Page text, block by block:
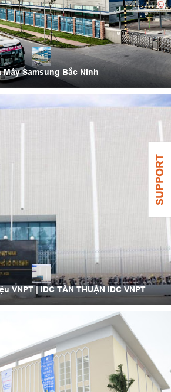
Máy Samsung Bắc Ninh
VNPT | IDC TÂN THUẬN IDC VNPT
SUPPORT